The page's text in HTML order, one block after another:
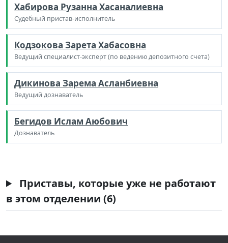
Хабирова Рузанна Хасаналиевна
Судебный пристав-исполнитель
Кодзокова Зарета Хабасовна
Ведущий специалист-эксперт (по ведению депозитного счета)
Дикинова Зарема Асланбиевна
Ведущий дознаватель
Бегидов Ислам Аюбович
Дознаватель
Приставы, которые уже не работают
в этом отделении (6)